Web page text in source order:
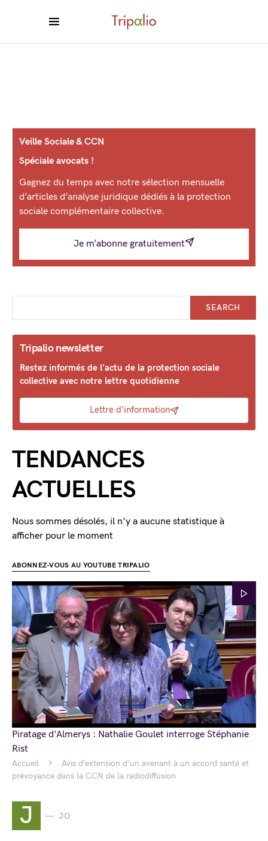
Accueil
Avis d’extension d’un avenant à un accord santé et
prévoyance dans la CCN de la radiodiffusion
J JO
Veille Sociale & CCN
Spéciale avocats !
Gagnez du temps avec notre sélection mensuelle
d’articles d’analyse juridique dédiés à la protection
sociale complémentaire collective.
Je m’abonne gratuitement
SEARCH
Tripalio newsletter
Restez informés de l'actu de la protection sociale
collective avec notre lettre quotidienne
Lettre d'information
TENDANCES
ACTUELLES
Nous sommes désolés, il n'y a aucune statistique à
afficher pour le moment
ABONNEZ-VOUS AU YOUTUBE TRIPALIO
Piratage d'Almerys : Nathalie Goulet interroge Stéphanie
Rist